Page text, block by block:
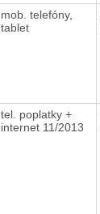
mob. telefóny,
tablet
tel. poplatky +
internet 11/2013